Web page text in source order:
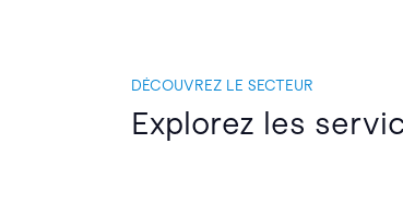
DÉCOUVREZ LE SECTEUR
Explorez les